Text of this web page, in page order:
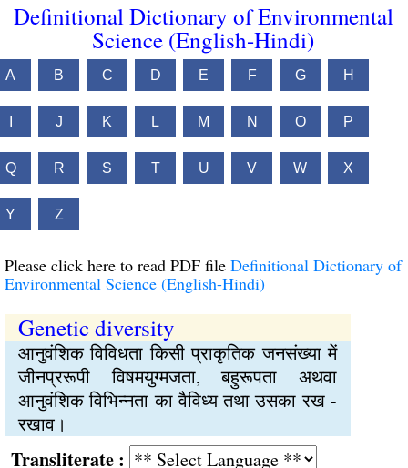
Definitional Dictionary of Environmental
Science (English-Hindi)
A B C D E F G H
J K L M N O P
Q R S T U V W X
Y Z
Please click here to read PDF file Definitional Dictionary of
Environmental Science (English-Hindi)
Genetic diversity
आनुवंशिक विविधता किसी प्राकृतिक जनसंख्या में
जीनप्ररूपी विषमयुग्मजता, बहुरूपता अथवा
आनुवंशिक विभिन्‍नता का वैविध्य तथा उसका रख -
रखाव।
: